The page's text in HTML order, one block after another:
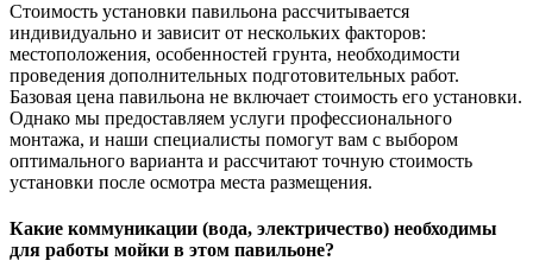
Стоимость установки павильона рассчитывается
индивидуально и зависит от нескольких факторов:
местоположения, особенностей грунта, необходимости
проведения дополнительных подготовительных работ.
Базовая цена павильона не включает стоимость его установки.
Однако мы предоставляем услуги профессионального
монтажа, и наши специалисты помогут вам с выбором
оптимального варианта и рассчитают точную стоимость
установки после осмотра места размещения.
Какие коммуникации (вода, электричество) необходимы
для работы мойки в этом павильоне?